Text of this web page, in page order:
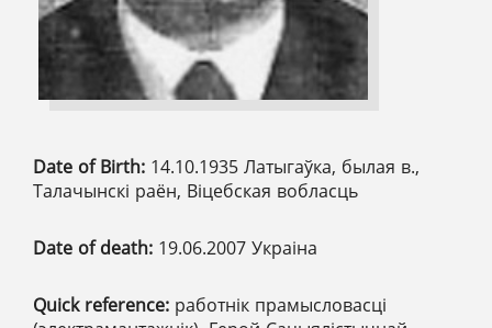
Date of Birth: 14.10.1935 Латыгаўка, былая в.,
Талачынскі раён, Віцебская вобласць
Date of death: 19.06.2007 Украіна
Quick reference: работнік прамысловасці